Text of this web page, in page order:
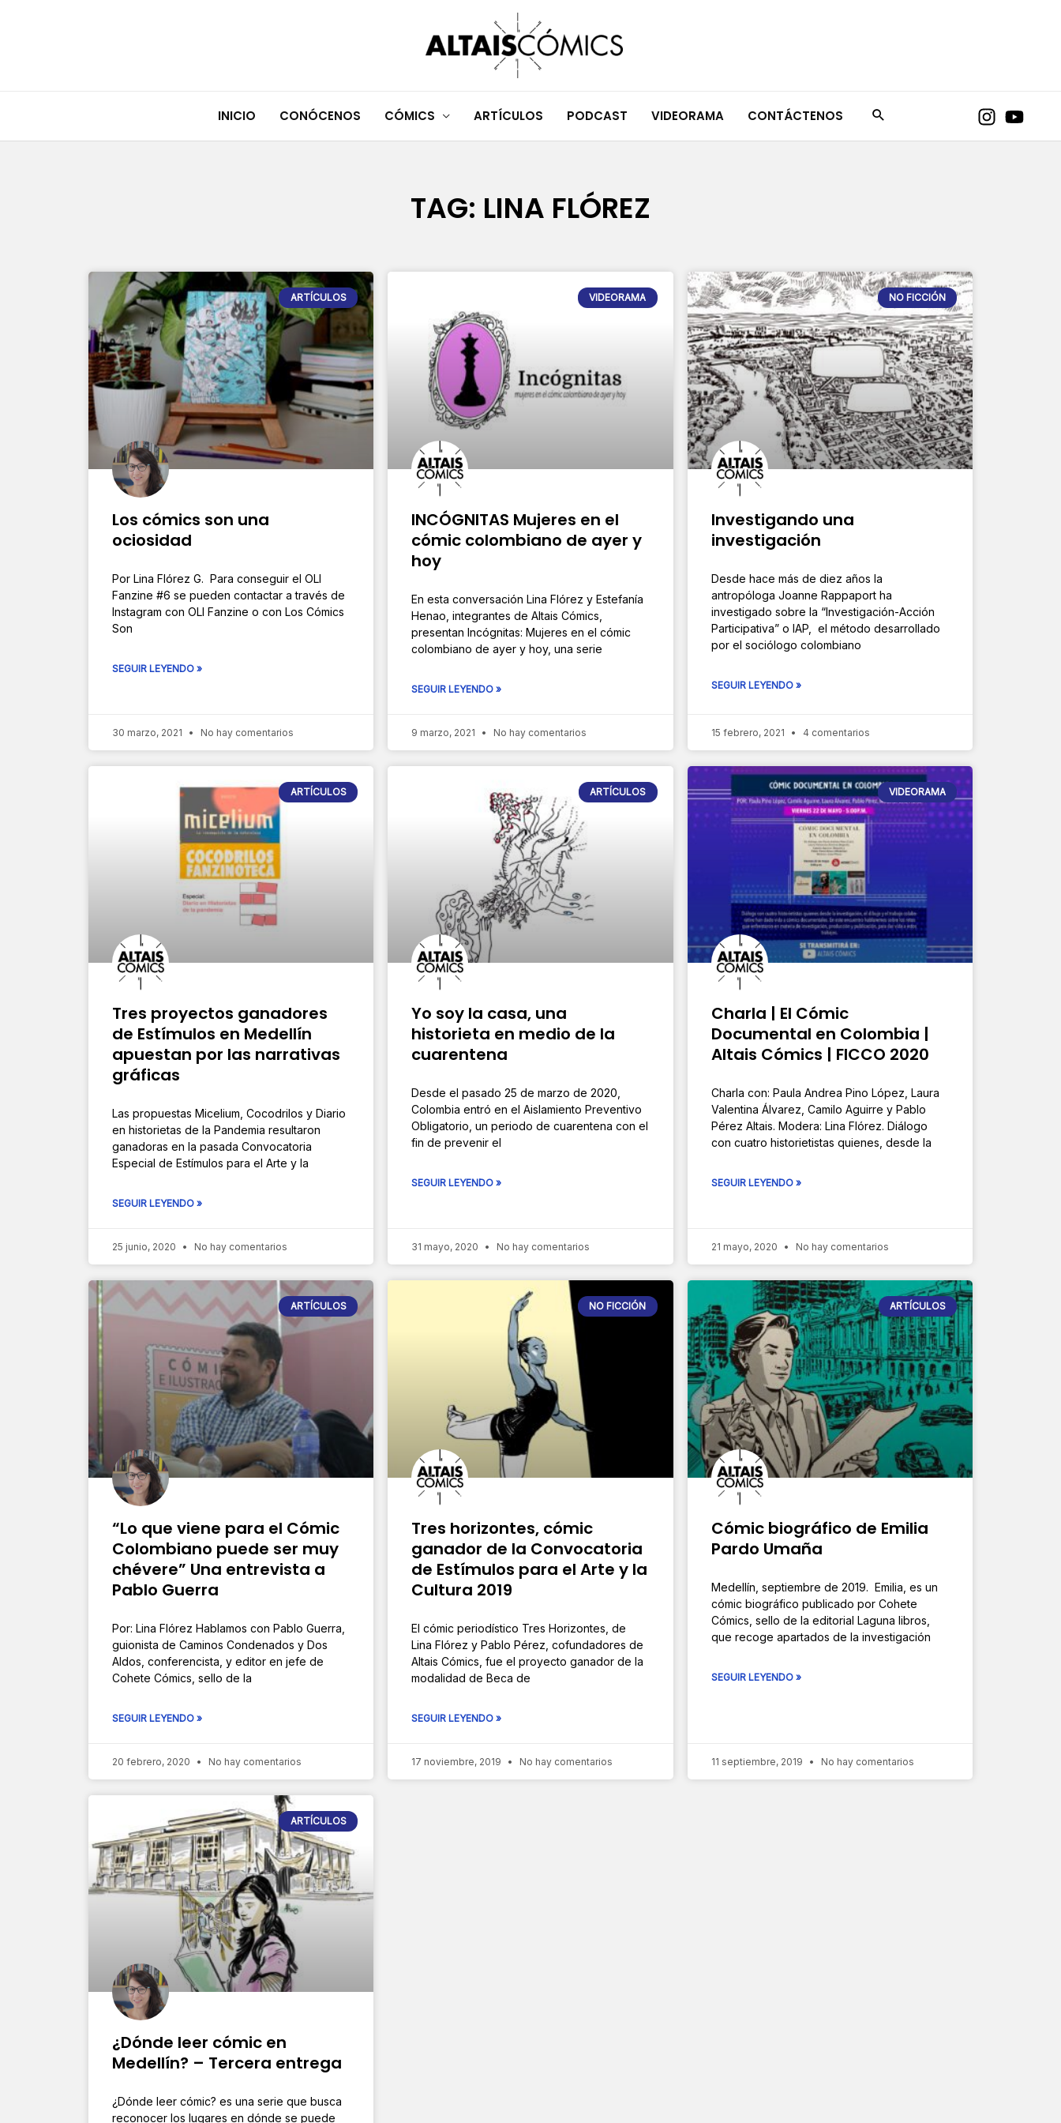
INICIO CONÓCENOS CÓMICS ARTÍCULOS PODCAST VIDEORAMA CONTÁCTENOS
TAG: LINA FLÓREZ
ARTÍCULOS
Los cómics son una
ociosidad
Por Lina Flórez G. Para conseguir el OLI
Fanzine #6 se pueden contactar a través de
Instagram con OLI Fanzine o con Los Cómics
Son
SEGUIR LEYENDO »
30 marzo, 2021 No hay comentarios
VIDEORAMA
INCÓGNITAS Mujeres en el
cómic colombiano de ayer y
hoy
En esta conversación Lina Flórez y Estefanía
Henao, integrantes de Altais Cómics,
presentan Incógnitas: Mujeres en el cómic
colombiano de ayer y hoy, una serie
SEGUIR LEYENDO »
9 marzo, 2021 No hay comentarios
NO FICCIÓN
Investigando una
investigación
Desde hace más de diez años la
antropóloga Joanne Rappaport ha
investigado sobre la “Investigación-Acción
Participativa” o IAP, el método desarrollado
por el sociólogo colombiano
SEGUIR LEYENDO »
15 febrero, 2021 4 comentarios
ARTÍCULOS
Tres proyectos ganadores
de Estímulos en Medellín
apuestan por las narrativas
gráficas
Las propuestas Micelium, Cocodrilos y Diario
en historietas de la Pandemia resultaron
ganadoras en la pasada Convocatoria
Especial de Estímulos para el Arte y la
SEGUIR LEYENDO »
25 junio, 2020 No hay comentarios
ARTÍCULOS
Yo soy la casa, una
historieta en medio de la
cuarentena
Desde el pasado 25 de marzo de 2020,
Colombia entró en el Aislamiento Preventivo
Obligatorio, un periodo de cuarentena con el
fin de prevenir el
SEGUIR LEYENDO »
31 mayo, 2020 No hay comentarios
VIDEORAMA
Charla | El Cómic
Documental en Colombia |
Altais Cómics | FICCO 2020
Charla con: Paula Andrea Pino López, Laura
Valentina Álvarez, Camilo Aguirre y Pablo
Pérez Altais. Modera: Lina Flórez. Diálogo
con cuatro historietistas quienes, desde la
SEGUIR LEYENDO »
21 mayo, 2020 No hay comentarios
ARTÍCULOS
“Lo que viene para el Cómic
Colombiano puede ser muy
chévere” Una entrevista a
Pablo Guerra
Por: Lina Flórez Hablamos con Pablo Guerra,
guionista de Caminos Condenados y Dos
Aldos, conferencista, y editor en jefe de
Cohete Cómics, sello de la
SEGUIR LEYENDO »
20 febrero, 2020 No hay comentarios
NO FICCIÓN
Tres horizontes, cómic
ganador de la Convocatoria
de Estímulos para el Arte y la
Cultura 2019
El cómic periodístico Tres Horizontes, de
Lina Flórez y Pablo Pérez, cofundadores de
Altais Cómics, fue el proyecto ganador de la
modalidad de Beca de
SEGUIR LEYENDO »
17 noviembre, 2019 No hay comentarios
ARTÍCULOS
Cómic biográfico de Emilia
Pardo Umaña
Medellín, septiembre de 2019. Emilia, es un
cómic biográfico publicado por Cohete
Cómics, sello de la editorial Laguna libros,
que recoge apartados de la investigación
SEGUIR LEYENDO »
11 septiembre, 2019 No hay comentarios
ARTÍCULOS
¿Dónde leer cómic en
Medellín? – Tercera entrega
¿Dónde leer cómic? es una serie que busca
reconocer los lugares en dónde se puede